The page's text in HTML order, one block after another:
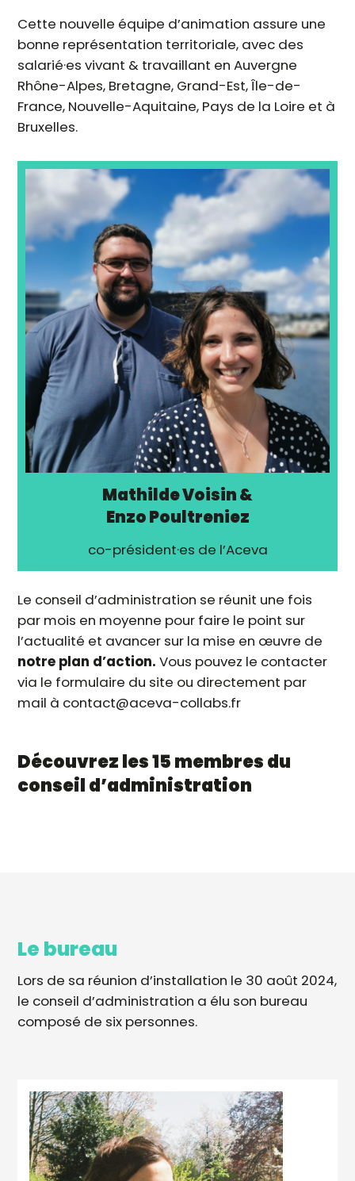
Cette nouvelle équipe d’animation assure une
bonne représentation territoriale, avec des
salarié·es vivant & travaillant en Auvergne
Rhône-Alpes, Bretagne, Grand-Est, Île-de-
France, Nouvelle-Aquitaine, Pays de la Loire et à
Bruxelles.
Mathilde Voisin &
Enzo Poultreniez
co-président·es de l’Aceva
Le conseil d’administration se réunit une fois
par mois en moyenne pour faire le point sur
l’actualité et avancer sur la mise en œuvre de
notre plan d’action. Vous pouvez le contacter
via le formulaire du site ou directement par
mail à contact@aceva-collabs.fr
Découvrez les 15 membres du
conseil d’administration
Le bureau
Lors de sa réunion d’installation le 30 août 2024,
le conseil d’administration a élu son bureau
composé de six personnes.